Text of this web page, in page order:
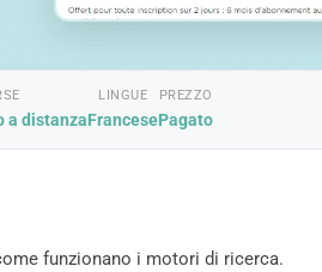
a distanza
LINGUE
Francese
PREZZO
Pagato
funzionano i motori di ricerca.